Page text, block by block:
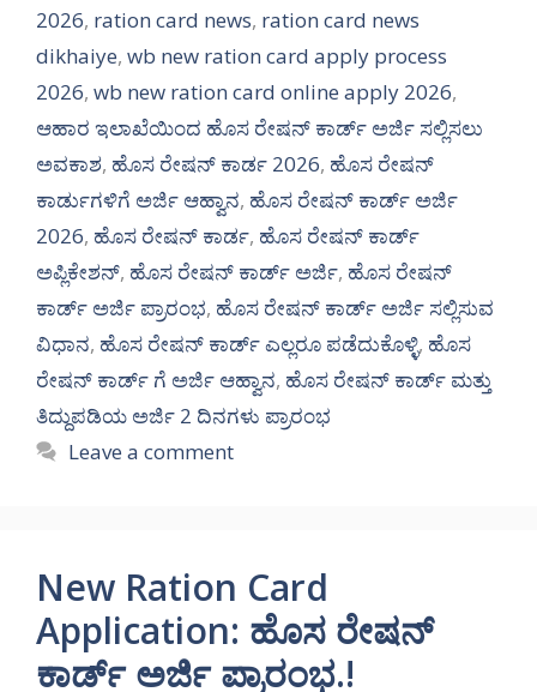
2026, ration card news, ration card news
dikhaiye, wb new ration card apply process
2026, wb new ration card online apply 2026,
ಆಹಾರ ಇಲಾಖೆಯಿಂದ ಹೊಸ ರೇಷನ್ ಕಾರ್ಡ್ ಅರ್ಜಿ ಸಲ್ಲಿಸಲು
ಅವಕಾಶ, ಹೊಸ ರೇಷನ್ ಕಾರ್ಡ 2026, ಹೊಸ ರೇಷನ್
ಕಾರ್ಡುಗಳಿಗೆ ಅರ್ಜಿ ಆಹ್ವಾನ, ಹೊಸ ರೇಷನ್ ಕಾರ್ಡ್ ಅರ್ಜಿ
2026, ಹೊಸ ರೇಷನ್ ಕಾರ್ಡ, ಹೊಸ ರೇಷನ್ ಕಾರ್ಡ್
ಅಪ್ಲಿಕೇಶನ್, ಹೊಸ ರೇಷನ್ ಕಾರ್ಡ್ ಅರ್ಜಿ, ಹೊಸ ರೇಷನ್
ಕಾರ್ಡ್ ಅರ್ಜಿ ಪ್ರಾರಂಭ, ಹೊಸ ರೇಷನ್ ಕಾರ್ಡ್ ಅರ್ಜಿ ಸಲ್ಲಿಸುವ
ವಿಧಾನ, ಹೊಸ ರೇಷನ್ ಕಾರ್ಡ್ ಎಲ್ಲರೂ ಪಡೆದುಕೊಳ್ಳಿ, ಹೊಸ
ರೇಷನ್ ಕಾರ್ಡ್ ಗೆ ಅರ್ಜಿ ಆಹ್ವಾನ, ಹೊಸ ರೇಷನ್ ಕಾರ್ಡ್ ಮತ್ತು
ತಿದ್ದುಪಡಿಯ ಅರ್ಜಿ 2 ದಿನಗಳು ಪ್ರಾರಂಭ
Leave a comment
New Ration Card
Application: ಹೊಸ ರೇಷನ್
ಕಾರ್ಡ್ ಅರ್ಜಿ ಪ್ರಾರಂಭ.!